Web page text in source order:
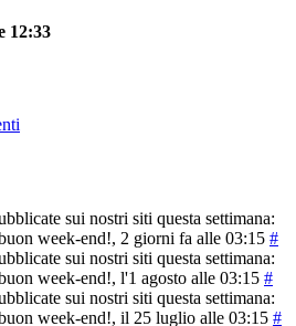
12:33
sui nostri siti questa settimana:
week-end!, 2 giorni fa alle 03:15 #
sui nostri siti questa settimana:
week-end!, l'1 agosto alle 03:15 #
sui nostri siti questa settimana:
week-end!, il 25 luglio alle 03:15 #